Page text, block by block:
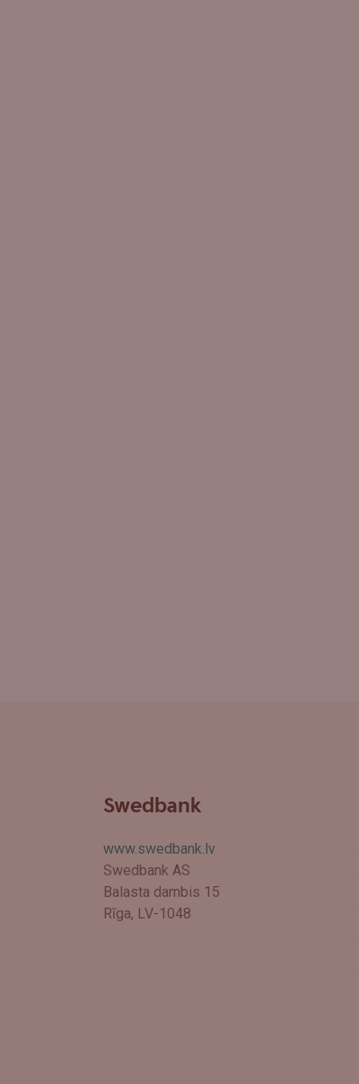
Swedbank
www.swedbank.lv
Swedbank AS
Balasta dambis 15
Rīga, LV-1048